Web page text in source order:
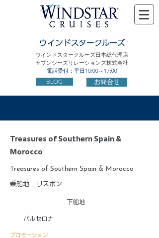
ウインドスタークルーズ
ウインドスタークルーズ日本総代理店
セブンシーズリレーションズ株式会社
電話受付：平日10:00～17:00
BLOG お問合せ
Treasures of Southern Spain &
Morocco
Treasures of Southern Spain & Morocco
乗船地 リスボン
下船地
バルセロナ
プロモーション